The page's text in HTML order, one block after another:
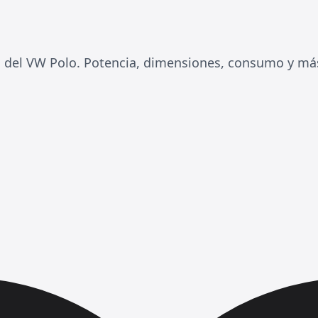
VW Polo. Potencia, dimensiones, consumo y